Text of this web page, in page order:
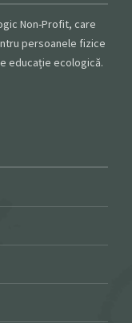
Non-Profit, care
persoanele fizice
educație ecologică.